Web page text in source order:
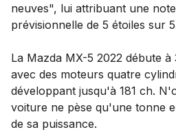
neuves", lui attribuant une
prévisionnelle de 5 étoiles sur
La Mazda MX-5 2022 débute
avec des moteurs quatre
développant jusqu'à 181 ch.
voiture ne pèse qu'une tonne
de sa puissance.